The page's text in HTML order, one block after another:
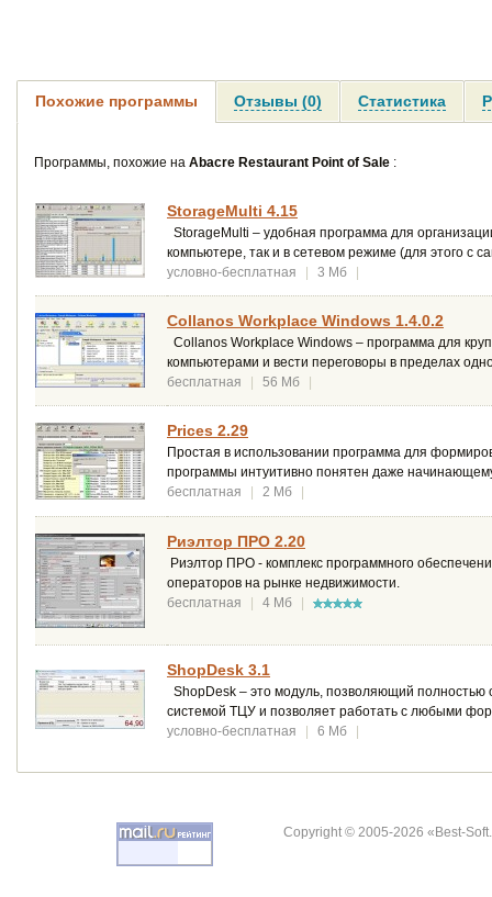
Похожие программы Отзывы (0) Статистика
Программы, похожие на Abacre Restaurant Point of Sale :
StorageMulti 4.15
StorageMulti – удобная программа для
компьютере, так и в сетевом режиме (для этого с
условно-бесплатная
| 3 Мб |
Collanos Workplace Windows 1.4.0.2
Collanos Workplace Windows – программа для
компьютерами и вести переговоры в пределах
бесплатная
| 56 Мб |
Prices 2.29
Простая в использовании программа для
программы интуитивно понятен даже
бесплатная
| 2 Мб |
Риэлтор ПРО 2.20
Риэлтор ПРО - комплекс программного
операторов на рынке недвижимости.
бесплатная
| 4 Мб |
ShopDesk 3.1
ShopDesk – это модуль, позволяющий полностью
системой ТЦУ и позволяет работать с любыми
условно-бесплатная
| 6 Мб |
Copyright © 2005-2026 «Best-